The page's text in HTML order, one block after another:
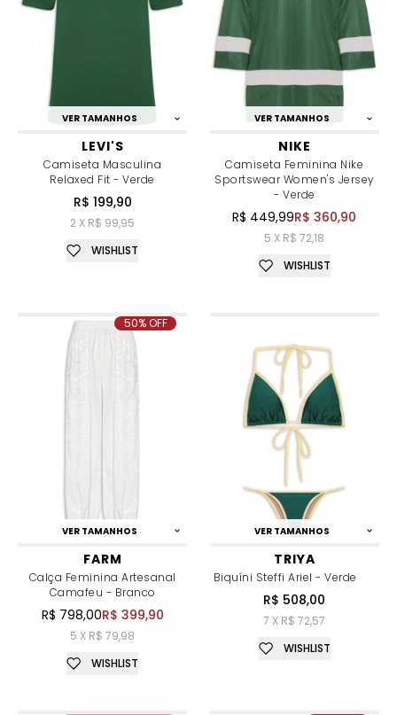
VER TAMANHOS
LEVI'S
Camiseta Masculina
Relaxed Fit - Verde
R$ 199,90
2 X R$ 99,95
WISHLIST
VER TAMANHOS
NIKE
Camiseta Feminina Nike
Sportswear Women's Jersey
- Verde
R$ 449,99R$ 360,90
5 X R$ 72,18
WISHLIST
VER TAMANHOS
FARM
Calça Feminina Artesanal
Camafeu - Branco
R$ 798,00R$ 399,90
5 X R$ 79,98
50% OFF
WISHLIST
VER TAMANHOS
TRIYA
Biquíni Steffi Ariel - Verde
R$ 508,00
7 X R$ 72,57
WISHLIST